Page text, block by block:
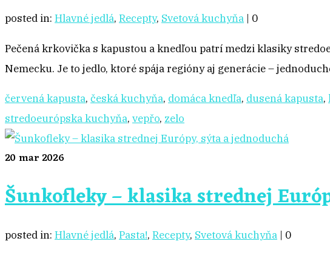
posted in: Hlavné jedlá, Recepty, Svetová kuchyňa | 0
Pečená krkovička s kapustou a knedľou patrí medzi klasiky
Nemecku. Je to jedlo, ktoré spája regióny aj generácie –
červená kapusta, česká kuchyňa, domáca knedľa, dusená kapusta,
stredoeurópska kuchyňa, vepřo, zelo
20 mar 2026
Šunkofleky – klasika strednej
posted in: Hlavné jedlá, Pasta!, Recepty, Svetová kuchyňa | 0